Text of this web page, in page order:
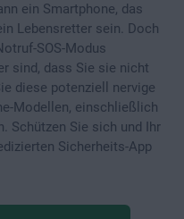
ein Smartphone, das
Lebensretter sein. Doch
SOS-Modus
sind, dass Sie sie nicht
diese potenziell nervige
Modellen, einschließlich
Schützen Sie sich und Ihr
Sicherheits-App